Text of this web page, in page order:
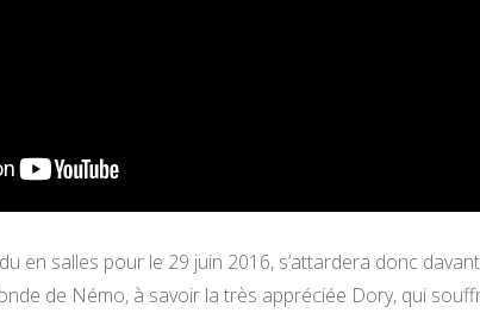
en salles pour le 29 juin 2016, s’attardera donc
de Némo, à savoir la très appréciée Dory, qui